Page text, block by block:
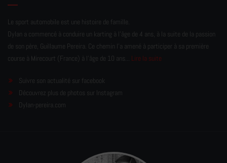
Le sport automobile est une histoire de famille.
Dylan a commencé à conduire un karting à l’âge de 4 ans, à la suite de la passion
de son père, Guillaume Pereira. Ce chemin l'a amené à participer à sa première
course à Mirecourt (France) à l'âge de 10 ans... Lire la suite
Suivre son actualité sur facebook
Découvrez plus de photos sur Instagram
Dylan-pereira.com